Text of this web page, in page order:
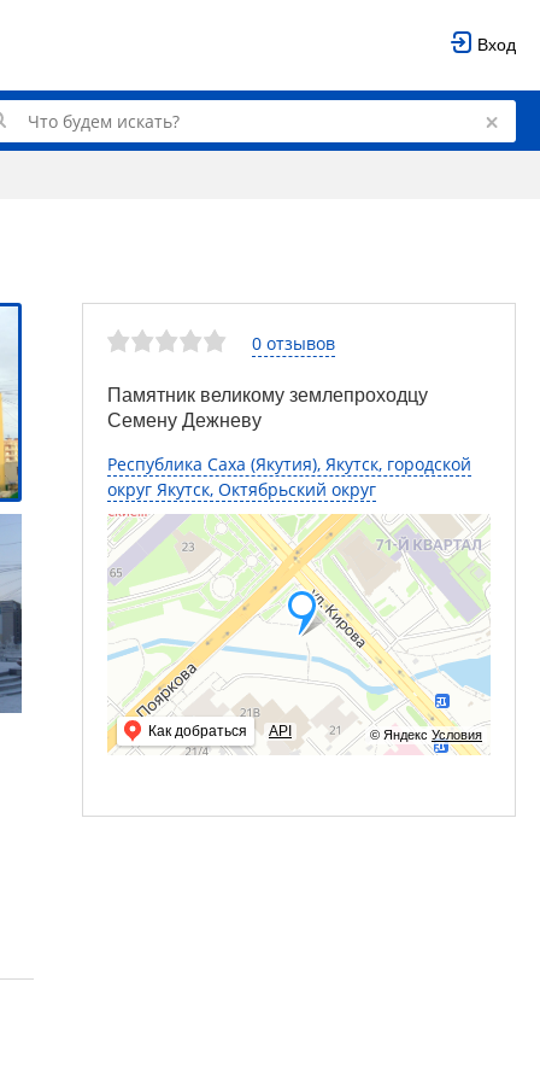
Вход
0 отзывов
Памятник великому землепроходцу
Семену Дежневу
Республика Саха (Якутия), Якутск, городской
округ Якутск, Октябрьский округ
© Яндекс Условия
Как добраться API